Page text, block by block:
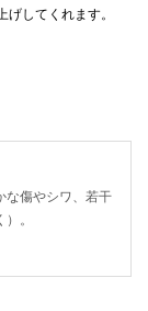
してくれます。
な傷やシワ、若干
。